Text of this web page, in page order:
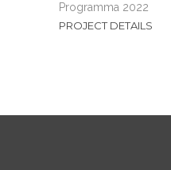
Programma 2022
PROJECT DETAILS